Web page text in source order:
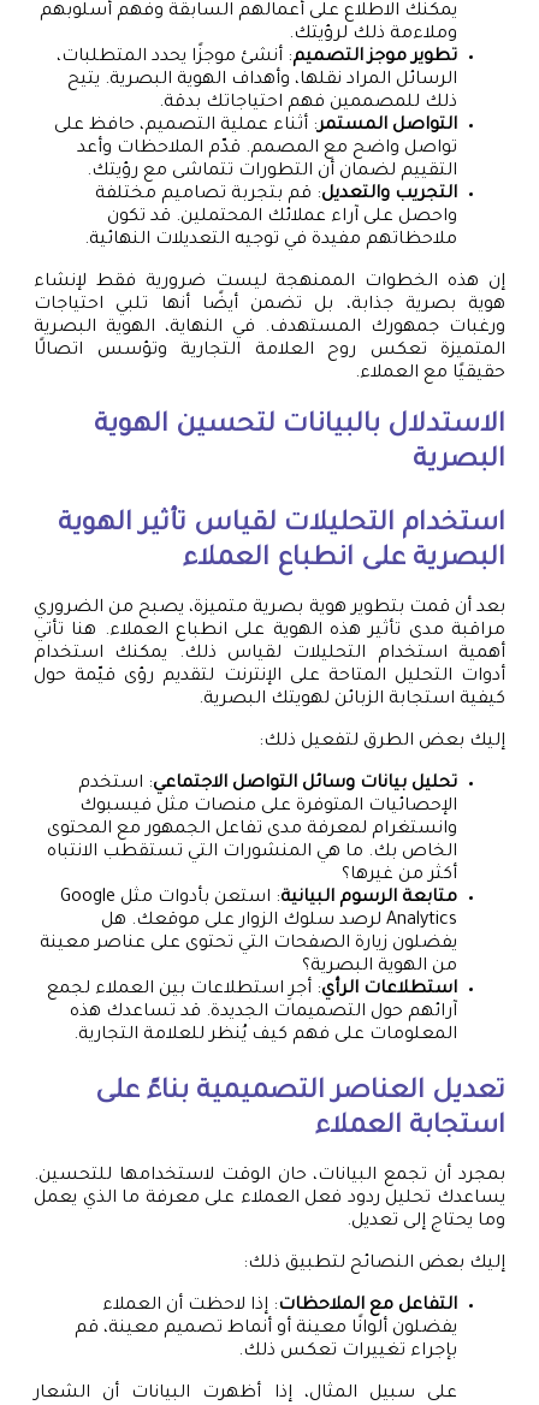
يمكنك الاطلاع على أعمالهم السابقة وفهم أسلوبهم
وملاءمة ذلك لرؤيتك.
تطوير موجز التصميم: أنشئ موجزًا يحدد المتطلبات،
الرسائل المراد نقلها، وأهداف الهوية البصرية. يتيح
ذلك للمصممين فهم احتياجاتك بدقة.
التواصل المستمر: أثناء عملية التصميم، حافظ على
تواصل واضح مع المصمم. قدّم الملاحظات وأعد
التقييم لضمان أن التطورات تتماشى مع رؤيتك.
التجريب والتعديل: قم بتجربة تصاميم مختلفة
واحصل على آراء عملائك المحتملين. قد تكون
ملاحظاتهم مفيدة في توجيه التعديلات النهائية.
إن هذه الخطوات الممنهجة ليست ضرورية فقط لإنشاء
هوية بصرية جذابة، بل تضمن أيضًا أنها تلبي احتياجات
ورغبات جمهورك المستهدف. في النهاية، الهوية البصرية
المتميزة تعكس روح العلامة التجارية وتؤسس اتصالًا
حقيقيًا مع العملاء.
الاستدلال بالبيانات لتحسين الهوية
البصرية
استخدام التحليلات لقياس تأثير الهوية
البصرية على انطباع العملاء
بعد أن قمت بتطوير هوية بصرية متميزة، يصبح من الضروري
مراقبة مدى تأثير هذه الهوية على انطباع العملاء. هنا تأتي
أهمية استخدام التحليلات لقياس ذلك. يمكنك استخدام
أدوات التحليل المتاحة على الإنترنت لتقديم رؤى قيّمة حول
كيفية استجابة الزبائن لهويتك البصرية.
إليك بعض الطرق لتفعيل ذلك:
تحليل بيانات وسائل التواصل الاجتماعي: استخدم
الإحصائيات المتوفرة على منصات مثل فيسبوك
وانستغرام لمعرفة مدى تفاعل الجمهور مع المحتوى
الخاص بك. ما هي المنشورات التي تستقطب الانتباه
أكثر من غيرها؟
متابعة الرسوم البيانية
: استعن بأدوات مثل Google
Analytics لرصد سلوك الزوار على موقعك. هل
يفضلون زيارة الصفحات التي تحتوى على عناصر معينة
من الهوية البصرية؟
استطلاعات الرأي: أجرِ استطلاعات بين العملاء لجمع
آرائهم حول التصميمات الجديدة. قد تساعدك هذه
المعلومات على فهم كيف يُنظر للعلامة التجارية.
تعديل العناصر التصميمية بناءً على
استجابة العملاء
بمجرد أن تجمع البيانات، حان الوقت لاستخدامها للتحسين.
يساعدك تحليل ردود فعل العملاء على معرفة ما الذي يعمل
وما يحتاج إلى تعديل.
إليك بعض النصائح لتطبيق ذلك:
التفاعل مع الملاحظات: إذا لاحظت أن العملاء
يفضلون ألوانًا معينة أو أنماط تصميم معينة، قم
بإجراء تغييرات تعكس ذلك.
على سبيل المثال، إذا أظهرت البيانات أن الشعار